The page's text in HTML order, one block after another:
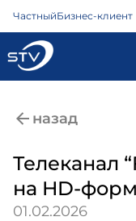
ЧастныйБизнес-клиент
Интернет
назад
Телеканал
на HD-
01.02.2026